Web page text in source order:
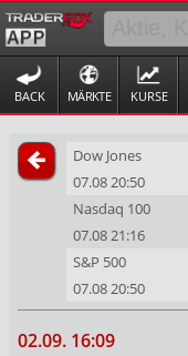
BACK MÄRKTE KURSE
Dow Jones
07.08 20:50
Nasdaq 100
07.08 21:16
S&P 500
07.08 20:50
02.09. 16:09